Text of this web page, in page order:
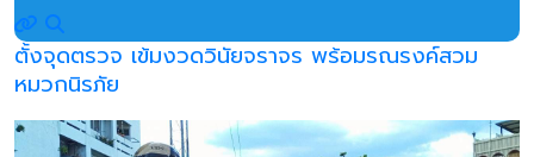
ตั้งจุดตรวจ เข้มงวดวินัยจราจร พร้อมรณรงค์สวม
หมวกนิรภัย